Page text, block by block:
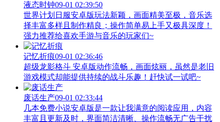
液态时钟09-01 02:39:50
世界计划日服安卓版玩法新颖，画面精美至极，音乐选
择丰富多样且制作精良；操作简单易上手又极具深度！
强力推荐给喜欢手游与音乐的玩家们~
记忆折痕09-01 02:36:46
超级龙影格斗 安卓版动作流畅，画面炫丽，虽然是老旧
游戏模式却能提供持续的战斗乐趣！赶快试一试吧~
废话生产09-01 02:33:44
几本免费小说安卓版是一款让我满意的阅读应用，内容
丰富且更新及时，界面简洁清晰、操作流畅无广告干扰